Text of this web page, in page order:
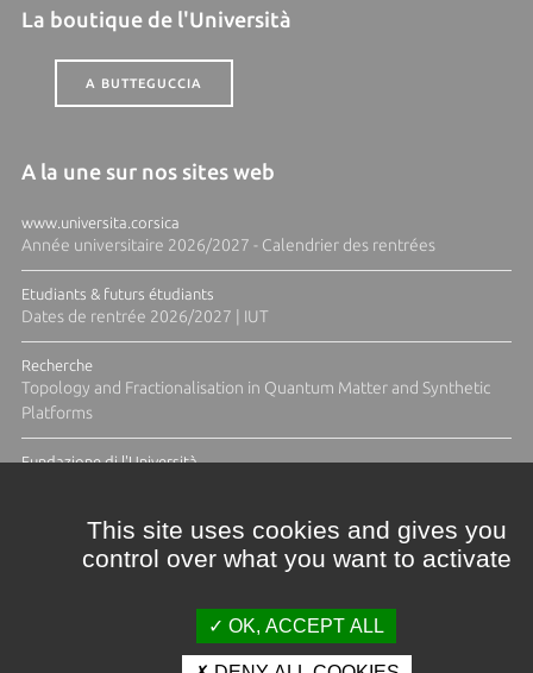
La boutique de l'Università
A BUTTEGUCCIA
A la une sur nos sites web
www.universita.corsica
Année universitaire 2026/2027 - Calendrier des rentrées
Etudiants & futurs étudiants
Dates de rentrée 2026/2027 | IUT
Recherche
Topology and Fractionalisation in Quantum Matter and Synthetic
Platforms
Fundazione di l'Università
This site uses cookies and gives you
control over what you want to activate
OK, ACCEPT ALL